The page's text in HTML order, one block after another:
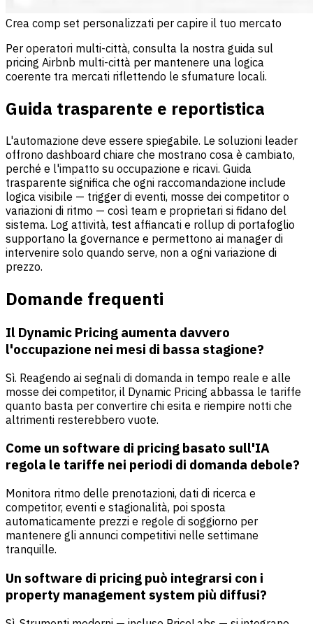
Crea comp set personalizzati per capire il tuo mercato
Per operatori multi-città, consulta la nostra guida sul
pricing Airbnb multi-città per mantenere una logica
coerente tra mercati riflettendo le sfumature locali.
Guida trasparente e reportistica
L'automazione deve essere spiegabile. Le soluzioni leader
offrono dashboard chiare che mostrano cosa è cambiato,
perché e l'impatto su occupazione e ricavi. Guida
trasparente significa che ogni raccomandazione include
logica visibile — trigger di eventi, mosse dei competitor o
variazioni di ritmo — così team e proprietari si fidano del
sistema. Log attività, test affiancati e rollup di portafoglio
supportano la governance e permettono ai manager di
intervenire solo quando serve, non a ogni variazione di
prezzo.
Domande frequenti
Il Dynamic Pricing aumenta davvero
l'occupazione nei mesi di bassa stagione?
Sì. Reagendo ai segnali di domanda in tempo reale e alle
mosse dei competitor, il Dynamic Pricing abbassa le tariffe
quanto basta per convertire chi esita e riempire notti che
altrimenti resterebbero vuote.
Come un software di pricing basato sull'IA
regola le tariffe nei periodi di domanda debole?
Monitora ritmo delle prenotazioni, dati di ricerca e
competitor, eventi e stagionalità, poi sposta
automaticamente prezzi e regole di soggiorno per
mantenere gli annunci competitivi nelle settimane
tranquille.
Un software di pricing può integrarsi con i
property management system più diffusi?